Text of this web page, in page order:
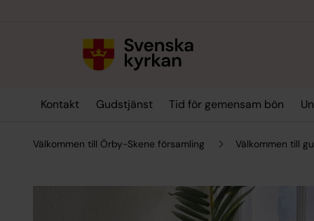
Kontakt Gudstjänst Tid för gemensam bön
Välkommen till Örby-Skene församling Välkommen till